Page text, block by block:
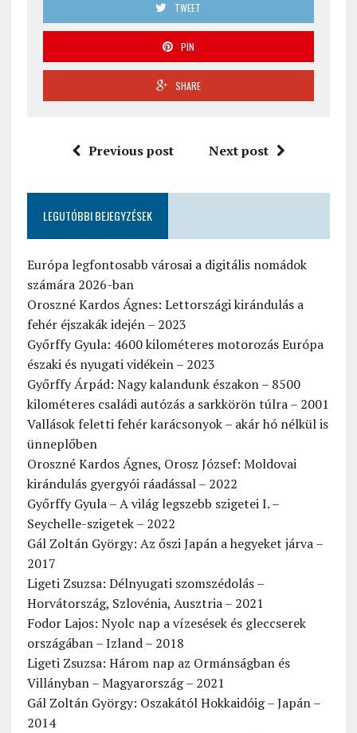
TWEET
PIN
SHARE
Previous post Next post
LEGUTÓBBI BEJEGYZÉSEK
Európa legfontosabb városai a digitális nomádok
számára 2026-ban
Oroszné Kardos Ágnes: Lettországi kirándulás a
fehér éjszakák idején – 2023
Győrffy Gyula: 4600 kilométeres motorozás Európa
északi és nyugati vidékein – 2023
Győrffy Árpád: Nagy kalandunk északon – 8500
kilométeres családi autózás a sarkkörön túlra – 2001
Vallások feletti fehér karácsonyok – akár hó nélkül is
ünneplőben
Oroszné Kardos Ágnes, Orosz József: Moldovai
kirándulás gyergyói ráadással – 2022
Győrffy Gyula – A világ legszebb szigetei I. –
Seychelle-szigetek – 2022
Gál Zoltán György: Az őszi Japán a hegyeket járva –
2017
Ligeti Zsuzsa: Délnyugati szomszédolás –
Horvátország, Szlovénia, Ausztria – 2021
Fodor Lajos: Nyolc nap a vízesések és gleccserek
országában – Izland – 2018
Ligeti Zsuzsa: Három nap az Ormánságban és
Villányban – Magyarország – 2021
Gál Zoltán György: Oszakától Hokkaidóig – Japán –
2014